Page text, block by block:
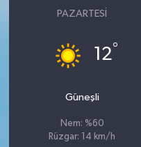
PAZARTESI
12°
Güneşli
Nem: %60
Rüzgar: 14 km/h